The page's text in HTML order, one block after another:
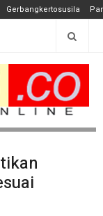
Gerbangkertosusila